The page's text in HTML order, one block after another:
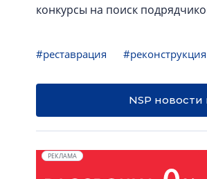
конкурсы на поиск
#реставрация #реконструкция
NSP новости
РЕКЛАМА